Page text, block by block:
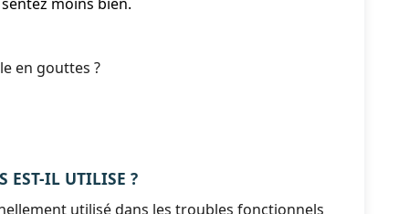
en gouttes ?
EST-IL UTILISE ?
utilisé dans les troubles fonctionnels